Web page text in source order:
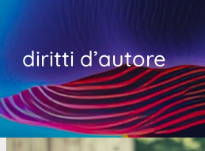
diritti d’autore